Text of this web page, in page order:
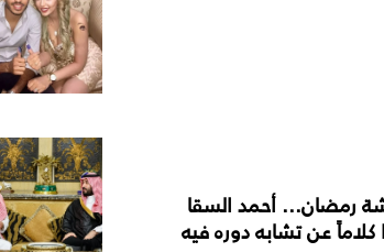
رمضان... أحمد السقا
عن تشابه دوره فيه